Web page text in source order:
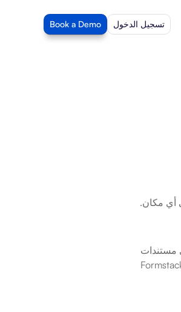
تسجيل الدخول Book a Demo